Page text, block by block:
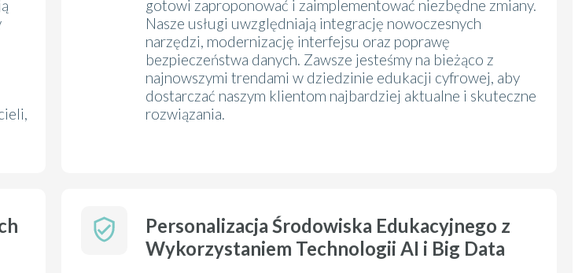
gotowi zaproponować i zaimplementować niezbędne zmiany.
Nasze usługi uwzględniają integrację nowoczesnych
narzędzi, modernizację interfejsu oraz poprawę
bezpieczeństwa danych. Zawsze jesteśmy na bieżąco z
najnowszymi trendami w dziedzinie edukacji cyfrowej, aby
dostarczać naszym klientom najbardziej aktualne i skuteczne
rozwiązania.
Personalizacja Środowiska Edukacyjnego z
Wykorzystaniem Technologii AI i Big Data